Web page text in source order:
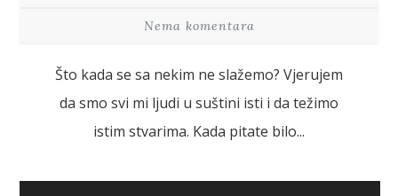
Nema komentara
Što kada se sa nekim ne slažemo? Vjerujem
da smo svi mi ljudi u suštini isti i da težimo
istim stvarima. Kada pitate bilo...